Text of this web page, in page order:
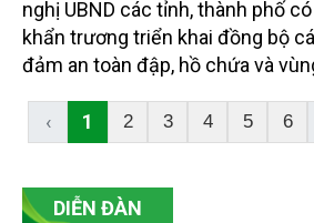
nghị UBND các tỉnh, thành phố
khẩn trương triển khai đồng bộ
đảm an toàn đập, hồ chứa và
đoan trong mùa mưa lũ năm 2026.
‹ 1 2 3 4 5 6
DIỄN ĐÀN